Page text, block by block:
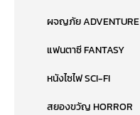
ผจญภัย ADVENTURE
แฟนตาซี FANTASY
หนังไซไฟ SCI-FI
สยองขวัญ HORROR